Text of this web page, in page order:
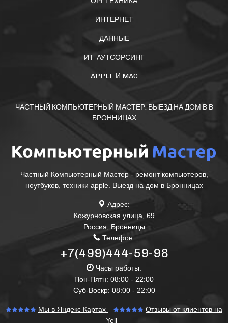
ИНТЕРНЕТ
ДАННЫЕ
ИТ-АУТСОРСИНГ
APPLE И MAC
ЧАСТНЫЙ КОМПЬЮТЕРНЫЙ МАСТЕР. ВЫЕЗД НА ДОМ В В
БРОННИЦАХ
Частный Компьютерный Мастер - ремонт компьютеров,
ноутбуков, техники apple. Выезд на дом в Бронницах
Адрес:
Кожурновская улица, 69
Россия, Бронницы
Телефон:
+7(499)444-59-98
Часы работы:
Пон-Пятн: 08:00 - 22:00
Суб-Воскр: 08:00 - 22:00
Мы в Яндекс Картах
Отзывы от клиентов на
Yell